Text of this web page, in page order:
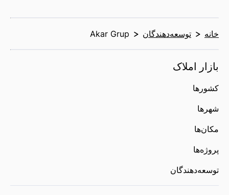
خانه توسعه‌دهندگان Akar Grup
بازار املاک
کشورها
شهرها
مکان‌ها
پروژه‌ها
توسعه‌دهندگان